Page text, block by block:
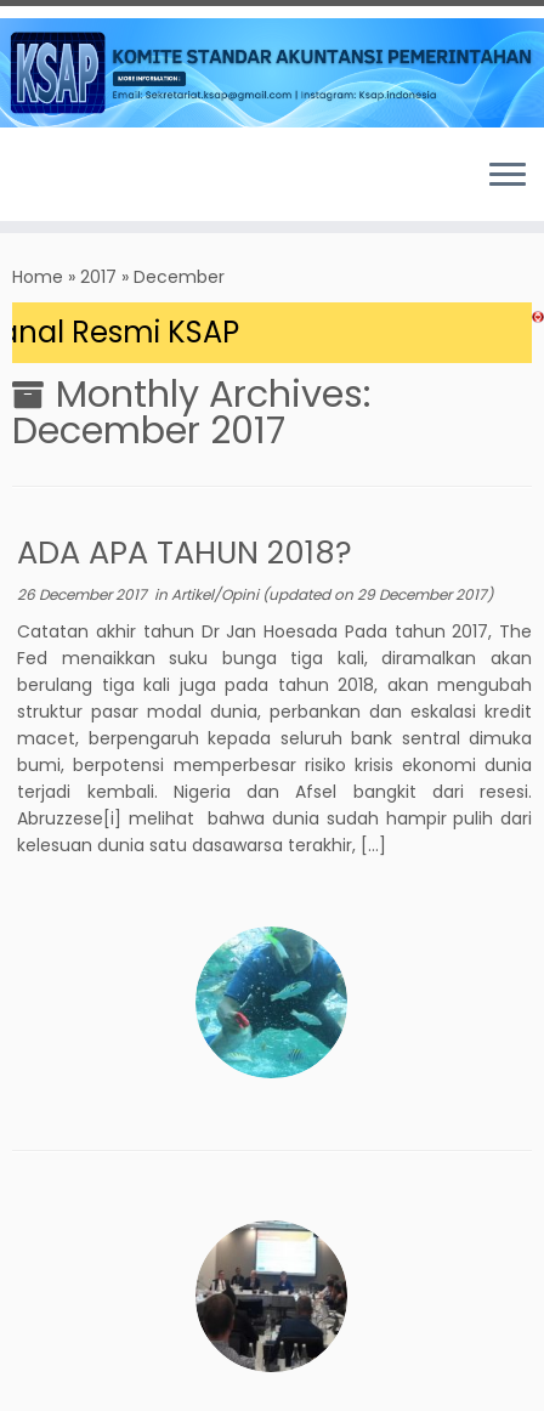
to
content
Home » 2017 » December
Resmi KSAP
Monthly Archives:
December 2017
ADA APA TAHUN 2018?
26 December 2017inArtikel/Opini(updated on29 December 2017)
Catatan akhir tahun Dr Jan Hoesada Pada tahun 2017, The
Fed menaikkan suku bunga tiga kali, diramalkan akan
berulang tiga kali juga pada tahun 2018, akan mengubah
struktur pasar modal dunia, perbankan dan eskalasi kredit
macet, berpengaruh kepada seluruh bank sentral dimuka
bumi, berpotensi memperbesar risiko krisis ekonomi dunia
terjadi kembali. Nigeria dan Afsel bangkit dari resesi.
Abruzzese[i] melihat bahwa dunia sudah hampir pulih dari
kelesuan dunia satu dasawarsa terakhir, […]